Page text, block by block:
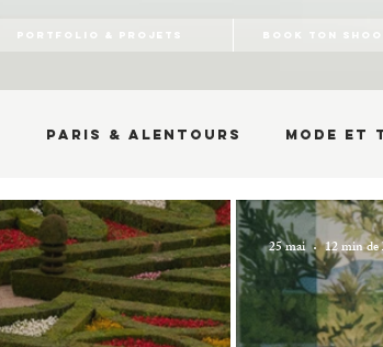
PORTFOLIO & PROJETS BOOK TON
Paris & alentours Mode et
25 mai 12 min de